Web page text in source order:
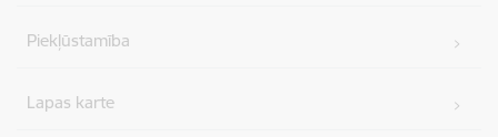
Piekļūstamība
Lapas karte